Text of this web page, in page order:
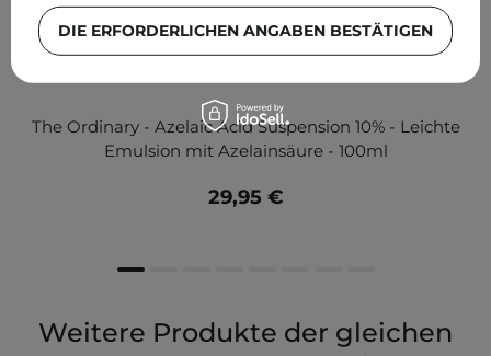
The Ordinary - Azelaic Acid Suspension 10% - Leichte
Emulsion mit Azelainsäure - 100ml
29,95 €
Weitere Produkte der gleichen
DIE ERFORDERLICHEN ANGABEN BESTÄTIGEN